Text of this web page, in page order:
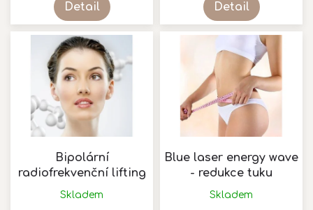
Detail Detail
Bipolární
radiofrekvenční lifting
Skladem
Blue laser energy wave
- redukce tuku
Skladem